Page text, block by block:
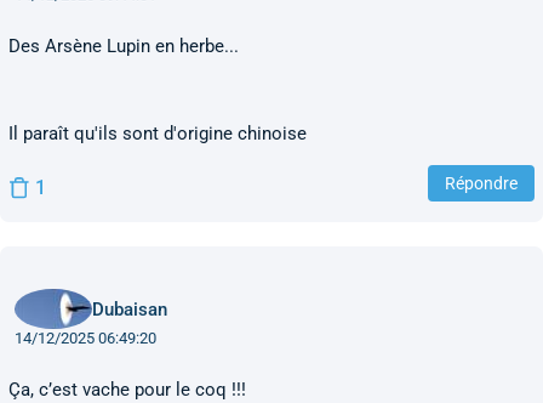
Des Arsène Lupin en herbe...
Il paraît qu'ils sont d'origine chinoise
1 Répondre
Dubaisan
14/12/2025 06:49:20
Ça, c’est vache pour le coq !!!